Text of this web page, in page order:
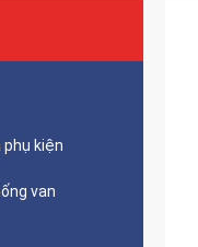
phụ kiện
van